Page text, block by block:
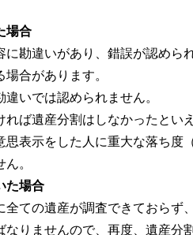
場合
に勘違いがあり、錯誤が認めら
合があります。
違いでは認められません。
れば遺産分割はしなかったとい
思表示をした人に重大な落ち度
。
場合
全ての遺産が調査できておらず
なりませんので、再度、遺産分